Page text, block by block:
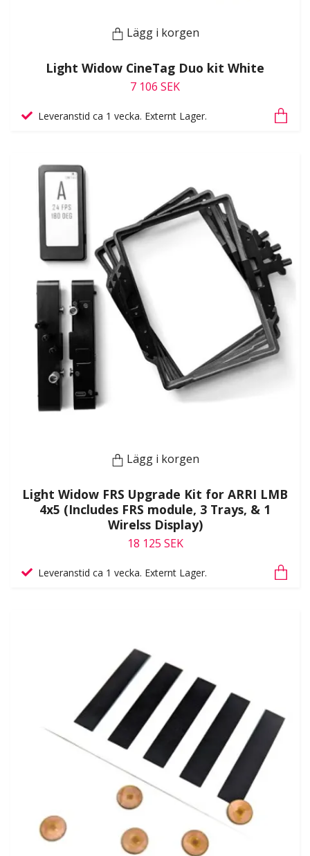
Lägg i korgen
Light Widow CineTag Duo kit White
7 106 SEK
Leveranstid ca 1 vecka. Externt Lager.
Lägg i korgen
Light Widow FRS Upgrade Kit for ARRI LMB
4x5 (Includes FRS module, 3 Trays, & 1
Wirelss Display)
18 125 SEK
Leveranstid ca 1 vecka. Externt Lager.